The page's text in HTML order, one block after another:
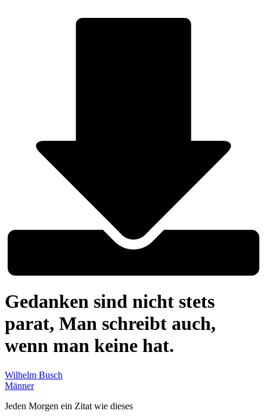
Gedanken sind nicht stets
parat, Man schreibt auch,
wenn man keine hat.
Wilhelm Busch
Männer
Jeden Morgen ein Zitat wie dieses